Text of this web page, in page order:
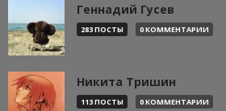
Геннадий Гусев
283 ПОСТЫ 0 КОММЕНТАРИИ
Никита Тришин
113 ПОСТЫ 0 КОММЕНТАРИИ